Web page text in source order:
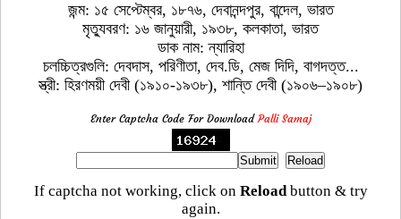
জন্ম: ১৫ সেপ্টেম্বর, ১৮৭৬, দেবানন্দপুর, বান্দেল, ভারত
মৃত্যুবরণ: ১৬ জানুয়ারী, ১৯৩৮, কলকাতা, ভারত
ডাক নাম: ন্যারিহা
চলচ্চিত্রগুলি: দেবদাস, পরিণীতা, দেব.ডি, মেজ দিদি, বাগদত্ত...
স্ত্রী: হিরণময়ী দেবী (১৯১০-১৯৩৮), শান্তি দেবী (১৯০৬–১৯০৮)
Enter Captcha Code For DownloadPalli Samaj
If captcha not working, click on Reloadbutton & try
again.